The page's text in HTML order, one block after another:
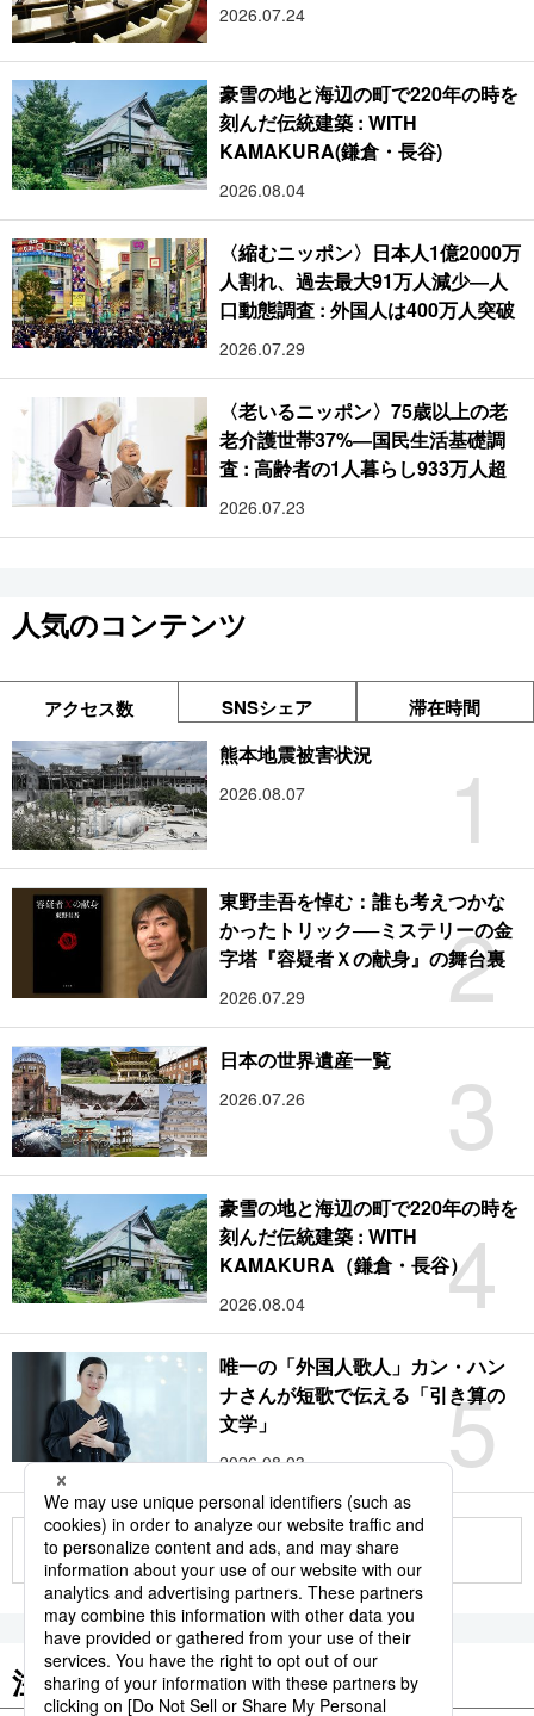
2026.07.24
豪雪の地と海辺の町で220年の時を
刻んだ伝統建築 : WITH
KAMAKURA(鎌倉・長谷)
2026.08.04
〈縮むニッポン〉日本人1億2000万
人割れ、過去最大91万人減少―人
口動態調査 : 外国人は400万人突破
2026.07.29
〈老いるニッポン〉75歳以上の老
老介護世帯37%―国民生活基礎調
査 : 高齢者の1人暮らし933万人超
2026.07.23
人気のコンテンツ
アクセス数 SNSシェア 滞在時間
1
熊本地震被害状況
2026.08.07
2
東野圭吾を悼む：誰も考えつかな
かったトリック──ミステリーの金
字塔『容疑者Ｘの献身』の舞台裏
2026.07.29
3
日本の世界遺産一覧
2026.07.26
4
豪雪の地と海辺の町で220年の時を
刻んだ伝統建築 : WITH
KAMAKURA（鎌倉・長谷）
2026.08.04
5
唯一の「外国人歌人」カン・ハン
ナさんが短歌で伝える「引き算の
文学」
2026.08.03
もっと見る
注目のキーワード